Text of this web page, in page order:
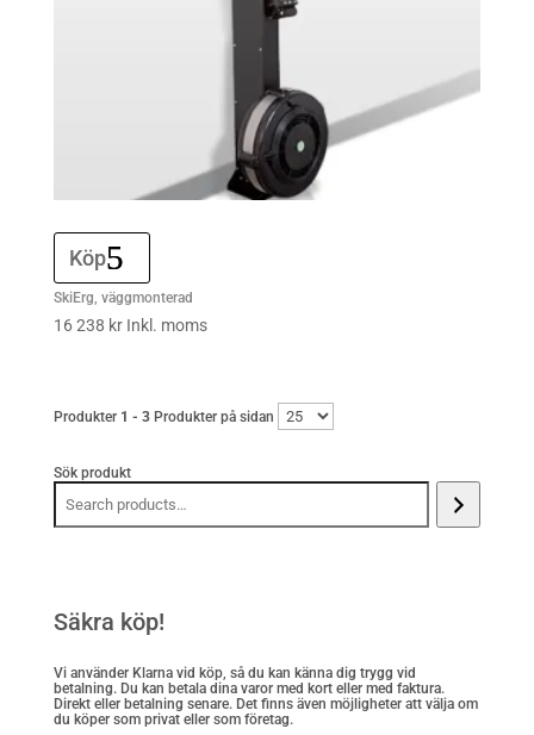
Köp
SkiErg, väggmonterad
16 238 kr Inkl. moms
Produkter 1 - 3Produkter på sidan
Sök produkt
Säkra köp!
Vi använder Klarna vid köp, så du kan känna dig trygg vid
betalning. Du kan betala dina varor med kort eller med faktura.
Direkt eller betalning senare. Det finns även möjligheter att välja om
du köper som privat eller som företag.